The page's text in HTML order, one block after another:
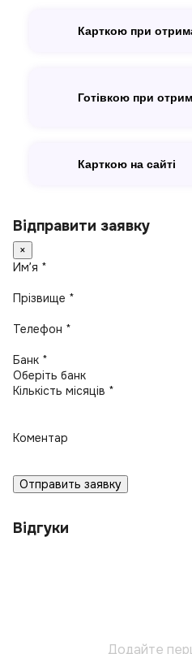
Карткою при
Готівкою при
Карткою на сайті
Відправити заявку
×
Имʼя *
Прізвище *
Телефон *
Банк *
Кількість місяців *
Коментар
Отправить заявку
Відгуки
Додайте